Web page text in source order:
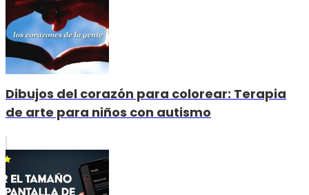
Dibujos del corazón para colorear: Terapia
de arte para niños con autismo